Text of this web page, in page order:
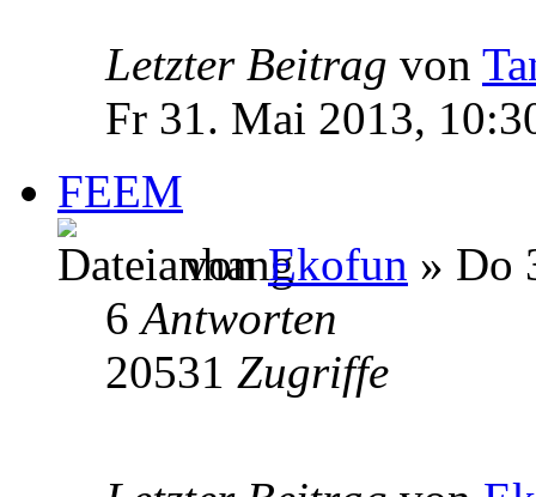
Letzter Beitrag von
Fr 31. Mai 2013,
FEEM
vonEkofun » Do
6Antworten
20531 Zugriffe